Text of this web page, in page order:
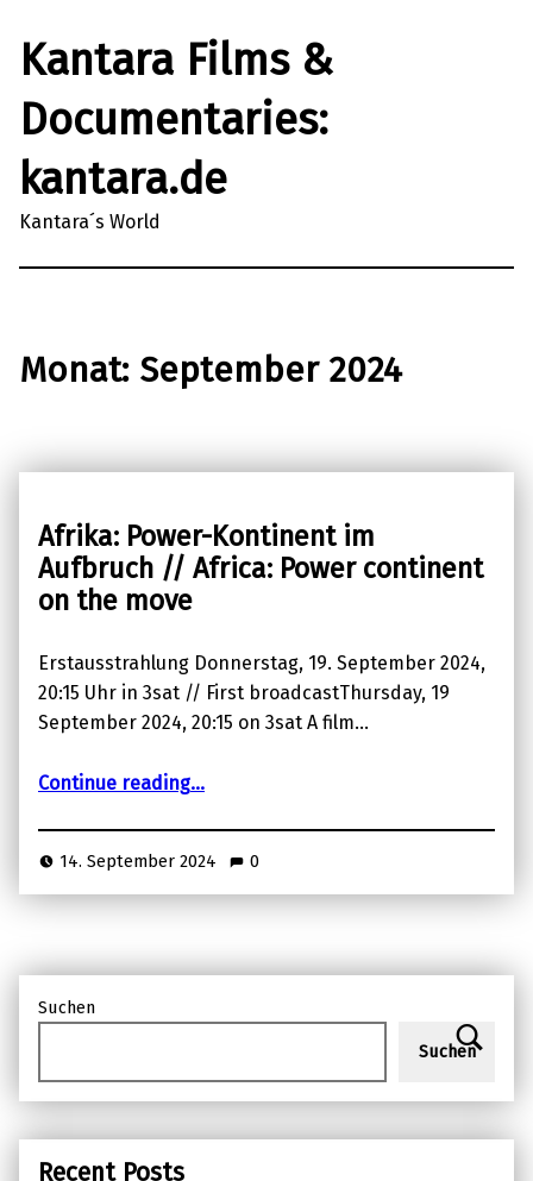
Kantara Films &
Documentaries:
kantara.de
Kantara´s World
Monat: September 2024
Afrika: Power-Kontinent im
Aufbruch // Africa: Power continent
on the move
Erstausstrahlung Donnerstag, 19. September 2024,
20:15 Uhr in 3sat // First broadcastThursday, 19
September 2024, 20:15 on 3sat A film…
Continue reading“Afrika: Power-Kontinent im Aufbruch // Africa: Power continent on the move”
…
14. September 2024 0
Suchen
Suchen
Recent Posts